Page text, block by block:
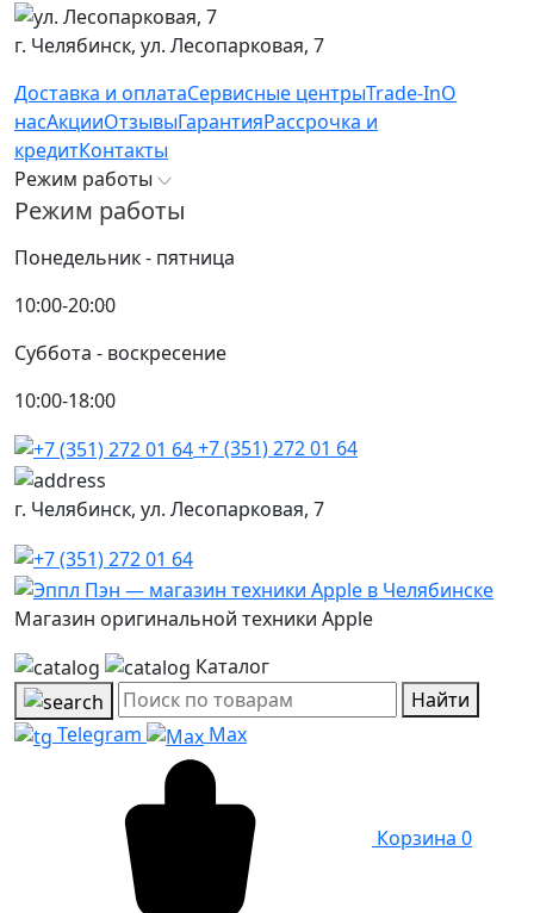
г. Челябинск, ул. Лесопарковая, 7
Доставка и оплатаСервисные центрыTrade-InО
насАкцииОтзывыГарантияРассрочка и
кредитКонтакты
Режим работы
Режим работы
Понедельник - пятница
10:00-20:00
Суббота - воскресение
10:00-18:00
+7 (351) 272 01 64
г. Челябинск, ул. Лесопарковая, 7
Магазин оригинальной техники Apple
Каталог
Найти
Telegram
Max
Корзина 0